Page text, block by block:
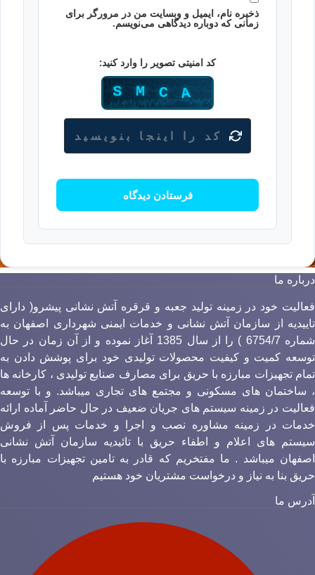
ذخیره نام، ایمیل و وبسایت من در مرورگر برای
زمانی که دوباره دیدگاهی می‌نویسم.
کد امنیتی تصویر را وارد کنید:
ما
خود در زمینه تولید جعبه و قرقره آتش نشانی پیشرو( دارای
از سازمان آتش نشانی و خدمات ایمنی شهرداری اصفهان به
شماره 6754/7 ) را از سال 1385 آغاز نموده و از آن زمان در حال
کمیت و کیفیت محصولات تولیدی خود برای پوشش دادن به
تجهیزات مبارزه با حریق برای مصارف صنایع تولیدی ، کارخانه ها
ساختمان های مسکونی و مجتمع های تجاری میباشد. و با توسعه
در زمینه سیستم های جریان ضعیف در حال حاضر آماده ارائه
در زمینه مشاوره نصب و اجرا و خدمات پس از فروش
های اعلام و اطفاء حریق با تائیدیه سازمان آتش نشانی
میباشد . ما مفتخریم که قادر به تامین تجهیزات مبارزه با
بنا به نیاز و درخواست مشتریان خود هستیم
ما